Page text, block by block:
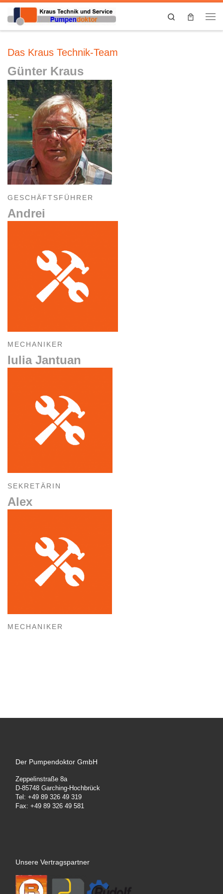
Search
Das Kraus Technik-Team
Günter Kraus
GESCHÄFTSFÜHRER
Andrei
MECHANIKER
Iulia Jantuan
SEKRETÄRIN
Alex
MECHANIKER
Der Pumpendoktor GmbH
Zeppelinstraße 8a
D-85748 Garching-Hochbrück
Tel: +49 89 326 49 319
Fax: +49 89 326 49 581
Unsere Vertragspartner